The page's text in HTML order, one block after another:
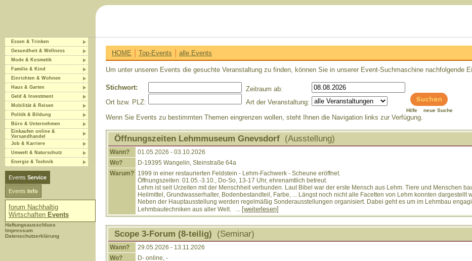
Essen & Trinken
Gesundheit & Wellness
Mode & Kosmetik
Familie & Kind
Einrichten & Wohnen
Haus & Garten
Geld & Investment
Mobilität & Reisen
Politik & Bildung
Büro & Unternehmen
Einkaufen online &
Versandhandel
Job & Karriere
Umwelt & Naturschutz
Energie & Technik
Events Service
Events Info
forum Nachhaltig
Wirtschaften Events
Haftungsausschluss
Impressum
Datenschutzerklärung
HOME | Top-Events | alle Events
Um unter unseren Events die gesuchte Veranstaltung zu finden, können Sie in unserer Event-Suchmaschine nachfolgende
Stichwort:
Zeitraum ab:
Ort bzw. PLZ:
Art der Veranstaltung:
Hilfe neue Suche
Wenn Sie Events zu bestimmten Themen eingrenzen wollen, steht Ihnen die Navigation links zur Verfügung.
Öffnungszeiten Lehmmuseum Gnevsdorf (Ausstellung)
Wann?
01.05.2026 - 03.10.2026
Wo?
D-19395 Wangelin, Steinstraße 64a
Warum? 1999 in einer restaurierten Feldstein - Lehm-Fachwerk - Scheune eröffnet.
Öffnungszeiten: 01.05.-3.10., Do-So, 13-17 Uhr, ehrenamtlich betreut.
Lehm ist seit Urzeiten mit der Menschheit verbunden. Laut Bibel war der erste Mensch aus Lehm. Tiere und Menschen
Heilmittel, Grundwasserhalter, Bodenbestandteil, Farbe, ... Längst noch nicht alle Facetten von Lehm konnten dargestellt
Neben der Hauptausstellung werden regelmäßig Sonderausstellungen organisiert. Dabei geht es um im Lehmbau
Lehmbautechniken aus aller Welt. ... [weiterlesen]
Scope 3-Forum (8-teilig) (Seminar)
Wann?
29.05.2026 - 13.11.2026
Wo?
D- online, -